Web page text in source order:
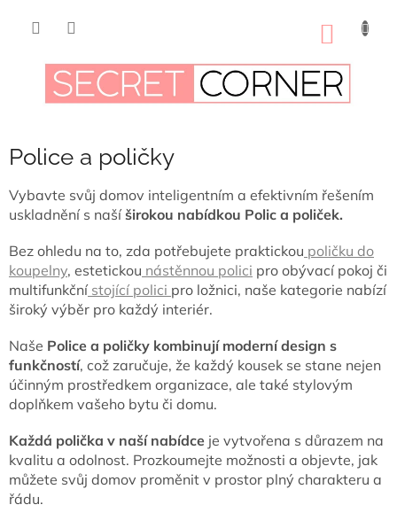
Police a poličky
Vybavte svůj domov inteligentním a efektivním řešením
uskladnění s naší širokou nabídkou Polic a poliček.
Bez ohledu na to, zda potřebujete praktickou poličku do
koupelny, estetickou nástěnnou polici pro obývací pokoj či
multifunkčnístojící polici pro ložnici, naše kategorie nabízí
široký výběr pro každý interiér.
Naše Police a poličky kombinují moderní design s
funkčností, což zaručuje, že každý kousek se stane nejen
účinným prostředkem organizace, ale také stylovým
doplňkem vašeho bytu či domu.
Každá polička v naší nabídce je vytvořena s důrazem na
kvalitu a odolnost. Prozkoumejte možnosti a objevte, jak
můžete svůj domov proměnit v prostor plný charakteru a
řádu.